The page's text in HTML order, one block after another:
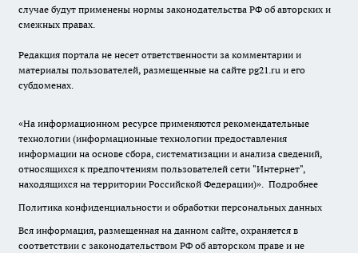
случае будут применены нормы законодательства РФ об авторских и
смежных правах.
Редакция портала не несет ответственности за комментарии и
материалы пользователей, размещенные на сайте pg21.ru и его
субдоменах.
«На информационном ресурсе применяются рекомендательные
технологии (информационные технологии предоставления
информации на основе сбора, систематизации и анализа сведений,
относящихся к предпочтениям пользователей сети "Интернет",
находящихся на территории Российской Федерации)». Подробнее
Политика конфиденциальности и обработки персональных данных
Вся информация, размещенная на данном сайте, охраняется в
соответствии с законодательством РФ об авторском праве и не